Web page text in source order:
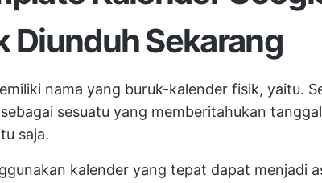
Diunduh Sekarang
nama yang buruk-kalender fisik, yaitu.
sesuatu yang memberitahukan
saja.
kalender yang tepat dapat menjadi